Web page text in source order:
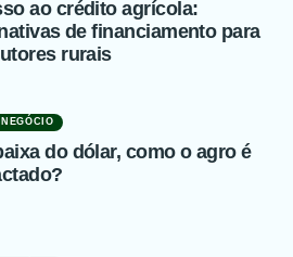
ao crédito agrícola:
de financiamento para
rurais
do dólar, como o agro é